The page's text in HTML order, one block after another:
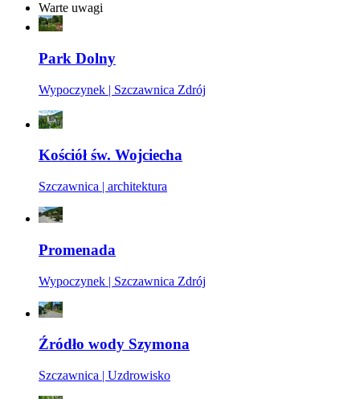
Warte uwagi
Park Dolny
Wypoczynek | Szczawnica Zdrój
Kościół św. Wojciecha
Szczawnica | architektura
Promenada
Wypoczynek | Szczawnica Zdrój
Źródło wody Szymona
Szczawnica | Uzdrowisko